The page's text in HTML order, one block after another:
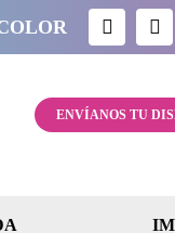
ENVÍANOS TU